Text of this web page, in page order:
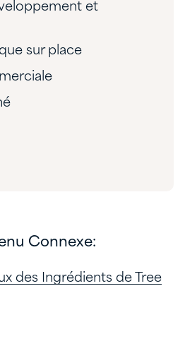
et
sur place
Connexe:
des Ingrédients de Tree